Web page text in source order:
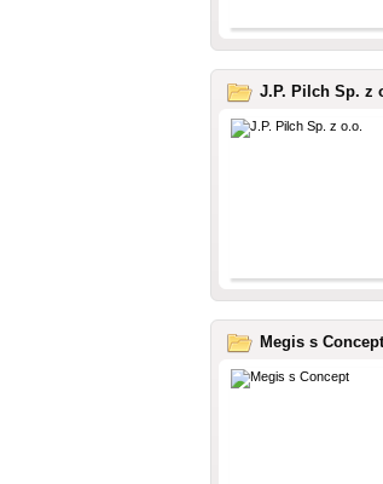
J.P. Pilch Sp. z
Megis s